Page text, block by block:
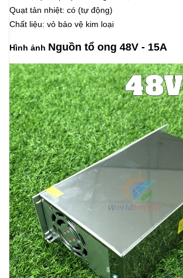
Quạt tản nhiệt: có (tự động)
Chất liệu: vỏ bảo vệ kim loại
Hình ảnh Nguồn tổ ong 48V - 15A